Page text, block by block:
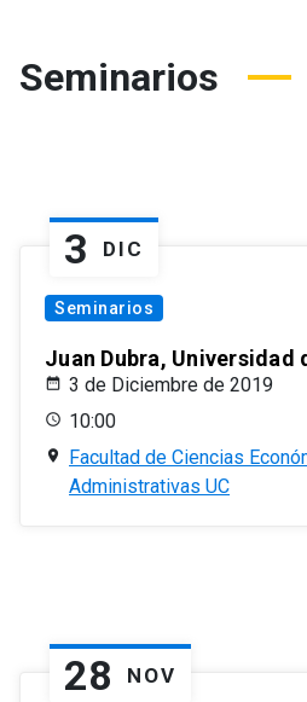
Seminarios
3 DIC
Seminarios
Juan Dubra, Universidad
3 de Diciembre de 2019
10:00
Facultad de Ciencias
Administrativas UC
28 NOV